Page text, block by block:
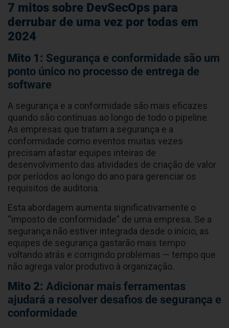
7 mitos sobre DevSecOps para
derrubar de uma vez por todas em
2024
Mito 1: Segurança e conformidade são um
ponto único no processo de entrega de
software
A segurança e a conformidade são mais eficazes
quando são contínuas ao longo de todo o pipeline.
As empresas que tratam a segurança e a
conformidade como eventos muitas vezes
precisam afastar equipes inteiras de
desenvolvimento das atividades de criação de valor
por períodos ao longo do ano para gerenciar os
requisitos de auditoria.
Esta abordagem aumenta significativamente o
“imposto de conformidade” de uma empresa. Se a
segurança não estiver integrada desde o início, as
equipes de segurança gastarão mais tempo
voltando atrás e corrigindo problemas — tempo que
não agrega valor produtivo à organização.
Mito 2: Adicionar mais ferramentas
ajudará a resolver desafios de segurança e
conformidade